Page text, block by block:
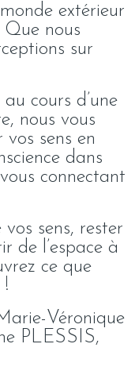
extérieur
Que nous
sur
cours d’une
nous vous
vos sens en
dans
connectant
sens, rester
de l’espace à
ce que
!
Véronique
PLESSIS,